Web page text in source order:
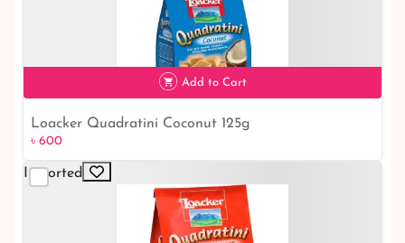
৳ 600
Add to Cart
Loacker Quadratini Coconut 125g
৳ 600
Imported